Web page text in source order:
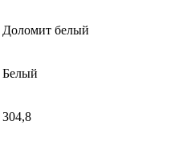
Доломит белый
Белый
304,8